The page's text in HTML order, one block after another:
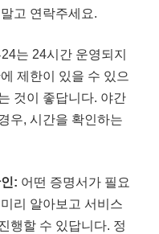
고 연락주세요.
는 24시간 운영되지
제한이 있을 수 있으
것이 좋답니다. 야간
우, 시간을 확인하는
: 어떤 증명서가 필요
리 알아보고 서비스
행할 수 있답니다. 정